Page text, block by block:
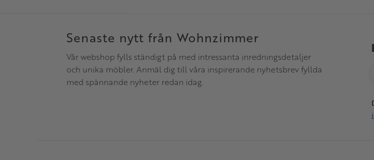
Senaste nytt från Wohnzimmer
Vår webshop fylls ständigt på med intressanta inredningsdetaljer
och unika möbler. Anmäl dig till våra inspirerande nyhetsbrev fyllda
med spännande nyheter redan idag.